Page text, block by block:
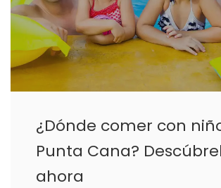
¿Dónde comer con
Punta Cana?
ahora